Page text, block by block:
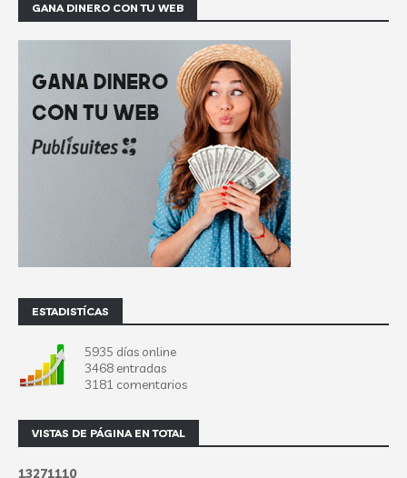
GANA DINERO CON TU WEB
ESTADISTÍCAS
5935 días online
3468 entradas
3181 comentarios
VISTAS DE PÁGINA EN TOTAL
13271110